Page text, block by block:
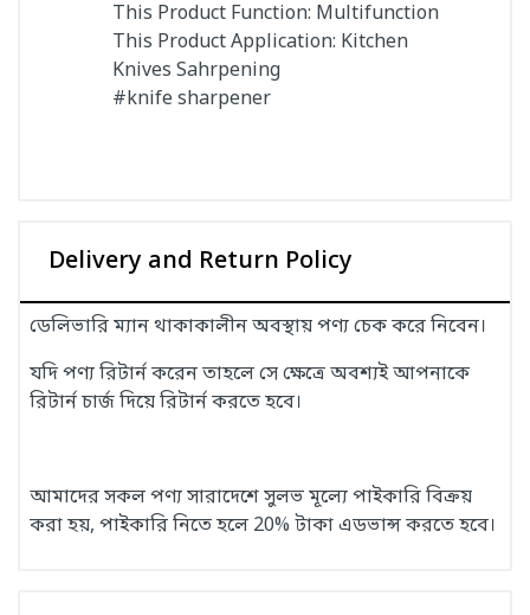
This Product Function: Multifunction
This Product Application: Kitchen
Knives Sahrpening
#knife sharpener
Delivery and Return Policy
ডেলিভারি ম্যান থাকাকালীন অবস্থায় পণ্য চেক করে নিবেন।
যদি পণ্য রিটার্ন করেন তাহলে সে ক্ষেত্রে অবশ্যই আপনাকে
রিটার্ন চার্জ দিয়ে রিটার্ন করতে হবে।
আমাদের সকল পণ্য সারাদেশে সুলভ মূল্যে পাইকারি বিক্রয়
করা হয়, পাইকারি নিতে হলে 20% টাকা এডভান্স করতে হবে।